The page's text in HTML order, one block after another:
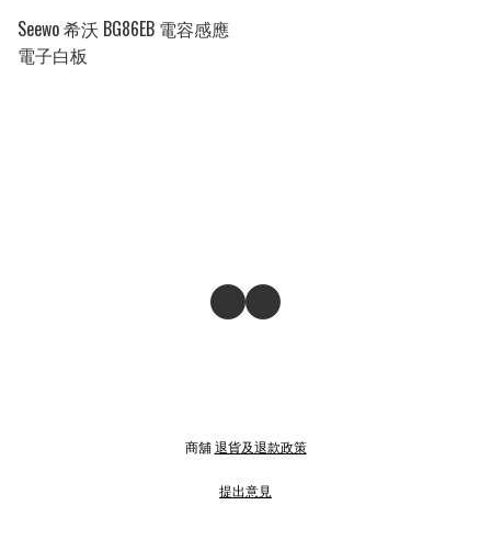
Seewo 希沃 BG86EB 電容感應
電子白板
商舖退貨及退款政策
提出意見